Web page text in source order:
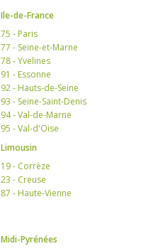
Ile-de-France
75 - Paris
77 - Seine-et-Marne
78 - Yvelines
91 - Essonne
92 - Hauts-de-Seine
93 - Seine-Saint-Denis
94 - Val-de-Marne
95 - Val-d'Oise
Limousin
19 - Corrèze
23 - Creuse
87 - Haute-Vienne
Midi-Pyrénées